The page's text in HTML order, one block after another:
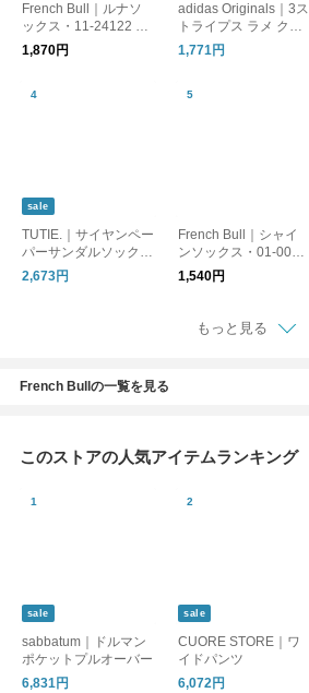
French Bull｜ルナソ
ックス・11-24122 リ
ネン
1,870円
adidas Originals｜3ス
トライプス ラメ クル
ーソックス 靴下 2足セ
ット 3 STRIPES GLIT
PAIRS ka985
1,771円
sale
TUTIE.｜サイヤンペー
パーサンダルソック
ス/美濃和紙・日差し
対策・UV対策 ・ギフ
2,673円
French Bull｜シャイ
ンソックス・01-0071
リネン
1,540円
もっと見る
French Bullの一覧を見る
このストアの人気アイテムランキング
sale
sabbatum｜ドルマン
ポケットプルオーバー
6,831円
sale
CUORE STORE｜ワ
イドパンツ
6,072円